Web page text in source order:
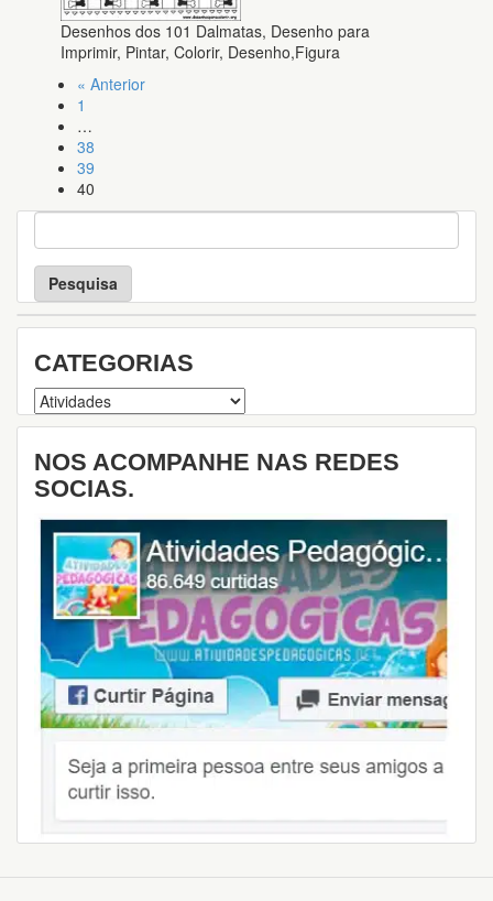
Desenhos dos 101 Dalmatas, Desenho para
Imprimir, Pintar, Colorir, Desenho,Figura
« Anterior
1
…
38
39
40
P
e
s
u
i
a
CATEGORIAS
Categorias
NOS ACOMPANHE NAS REDES
SOCIAS.